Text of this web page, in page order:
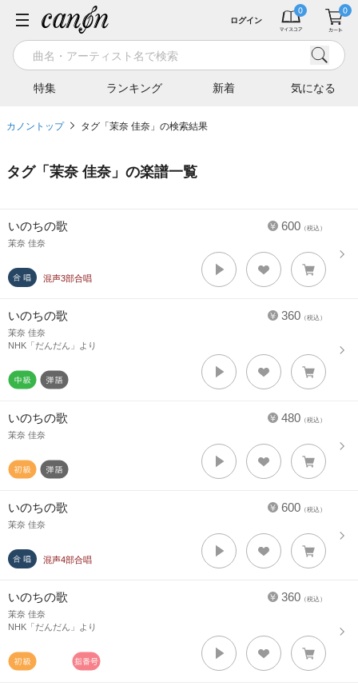
特集 ランキング 新着 気になる
ログイン
カノントップ タグ「茉奈 佳奈」の検索結果
タグ「 茉奈 佳奈」の楽譜一覧
600 （税込）
いのちの歌
茉奈 佳奈
混声3部合唱
360 （税込）
いのちの歌
茉奈 佳奈
NHK「だんだん」より
480 （税込）
いのちの歌
茉奈 佳奈
600 （税込）
いのちの歌
茉奈 佳奈
混声4部合唱
360 （税込）
いのちの歌
茉奈 佳奈
NHK「だんだん」より